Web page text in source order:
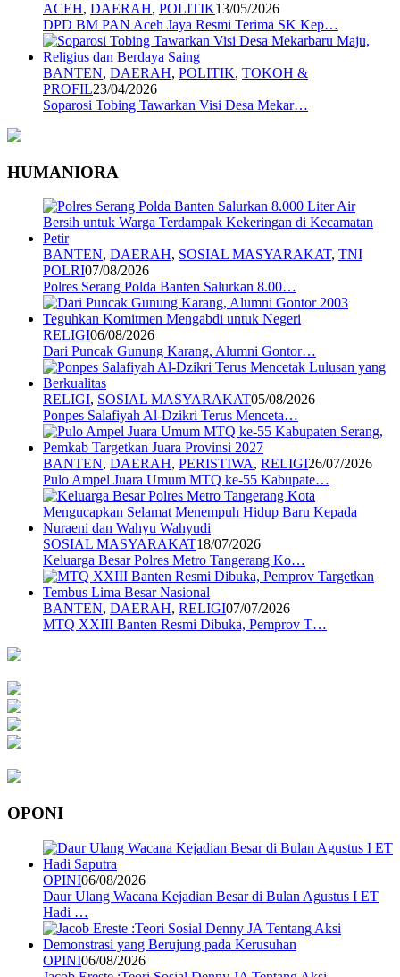
ACEH, DAERAH, POLITIK13/05/2026
DPD BM PAN Aceh Jaya Resmi Terima SK Kep…
BANTEN, DAERAH, POLITIK, TOKOH &
PROFIL23/04/2026
Soparosi Tobing Tawarkan Visi Desa Mekar…
HUMANIORA
BANTEN, DAERAH, SOSIAL MASYARAKAT, TNI
POLRI07/08/2026
Polres Serang Polda Banten Salurkan 8.00…
RELIGI06/08/2026
Dari Puncak Gunung Karang, Alumni Gontor…
RELIGI, SOSIAL MASYARAKAT05/08/2026
Ponpes Salafiyah Al-Dzikri Terus Menceta…
BANTEN, DAERAH, PERISTIWA, RELIGI26/07/2026
Pulo Ampel Juara Umum MTQ ke-55 Kabupate…
SOSIAL MASYARAKAT18/07/2026
Keluarga Besar Polres Metro Tangerang Ko…
BANTEN, DAERAH, RELIGI07/07/2026
MTQ XXIII Banten Resmi Dibuka, Pemprov T…
OPONI
OPINI06/08/2026
Daur Ulang Wacana Kejadian Besar di Bulan Agustus I ET
Hadi …
OPINI06/08/2026